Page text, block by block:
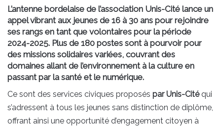
L’antenne bordelaise de l’association Unis-Cité lance un
appel vibrant aux jeunes de 16 à 30 ans pour rejoindre
ses rangs en tant que volontaires pour la période
2024-2025. Plus de 180 postes sont à pourvoir pour
des missions solidaires variées, couvrant des
domaines allant de l’environnement à la culture en
passant par la santé et le numérique.
Ce sont des services civiques proposés par Unis-Citéqui
s’adressent à tous les jeunes sans distinction de diplôme,
offrant ainsi une opportunité d’engagement citoyen à